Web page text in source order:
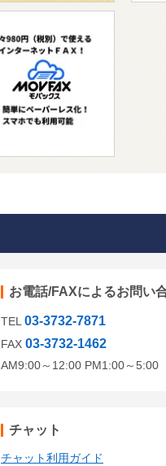
お電話/FAXによるお問い
TEL 03-3732-7871
FAX 03-3732-1462
AM9:00～12:00 PM1:00～5:00
チャット
チャット利用ガイド